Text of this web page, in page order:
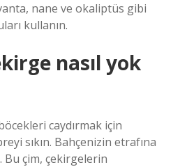
nane ve okaliptüs gibi
kullanın.
nasıl yok
caydırmak için
sıkın. Bahçenizin etrafına
Bu çim, çekirgelerin